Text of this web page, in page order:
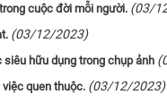
cuộc đời mỗi người. (03/
(03/12/2023)
hữu dụng trong chụp ảnh
quen thuộc. (03/12/2023)